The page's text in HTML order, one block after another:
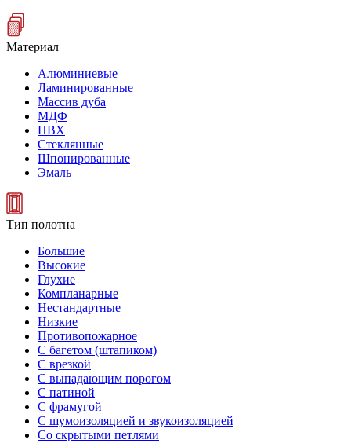
Материал
Алюминиевые
Ламинированные
Массив дуба
МДФ
ПВХ
Стеклянные
Шпонированные
Эмаль
Тип полотна
Большие
Высокие
Глухие
Компланарные
Нестандартные
Низкие
Противопожарное
С багетом (штапиком)
С врезкой
С выпадающим порогом
С патиной
С фрамугой
С шумоизоляцией и звукоизоляцией
Со скрытыми петлями